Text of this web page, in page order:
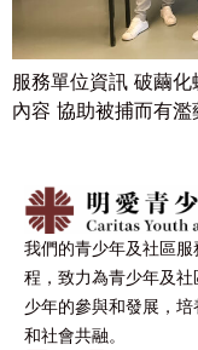
服務單位資訊 破繭
內容 協助被捕而有
我們的青少年及社區
程，致力為青少年及
少年的參與和發展，
和社會共融。